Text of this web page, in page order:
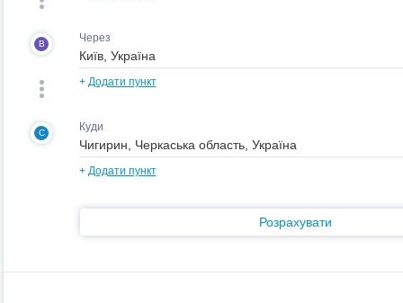
B Через
+ Додати пункт
C Куди
+ Додати пункт
Розрахувати